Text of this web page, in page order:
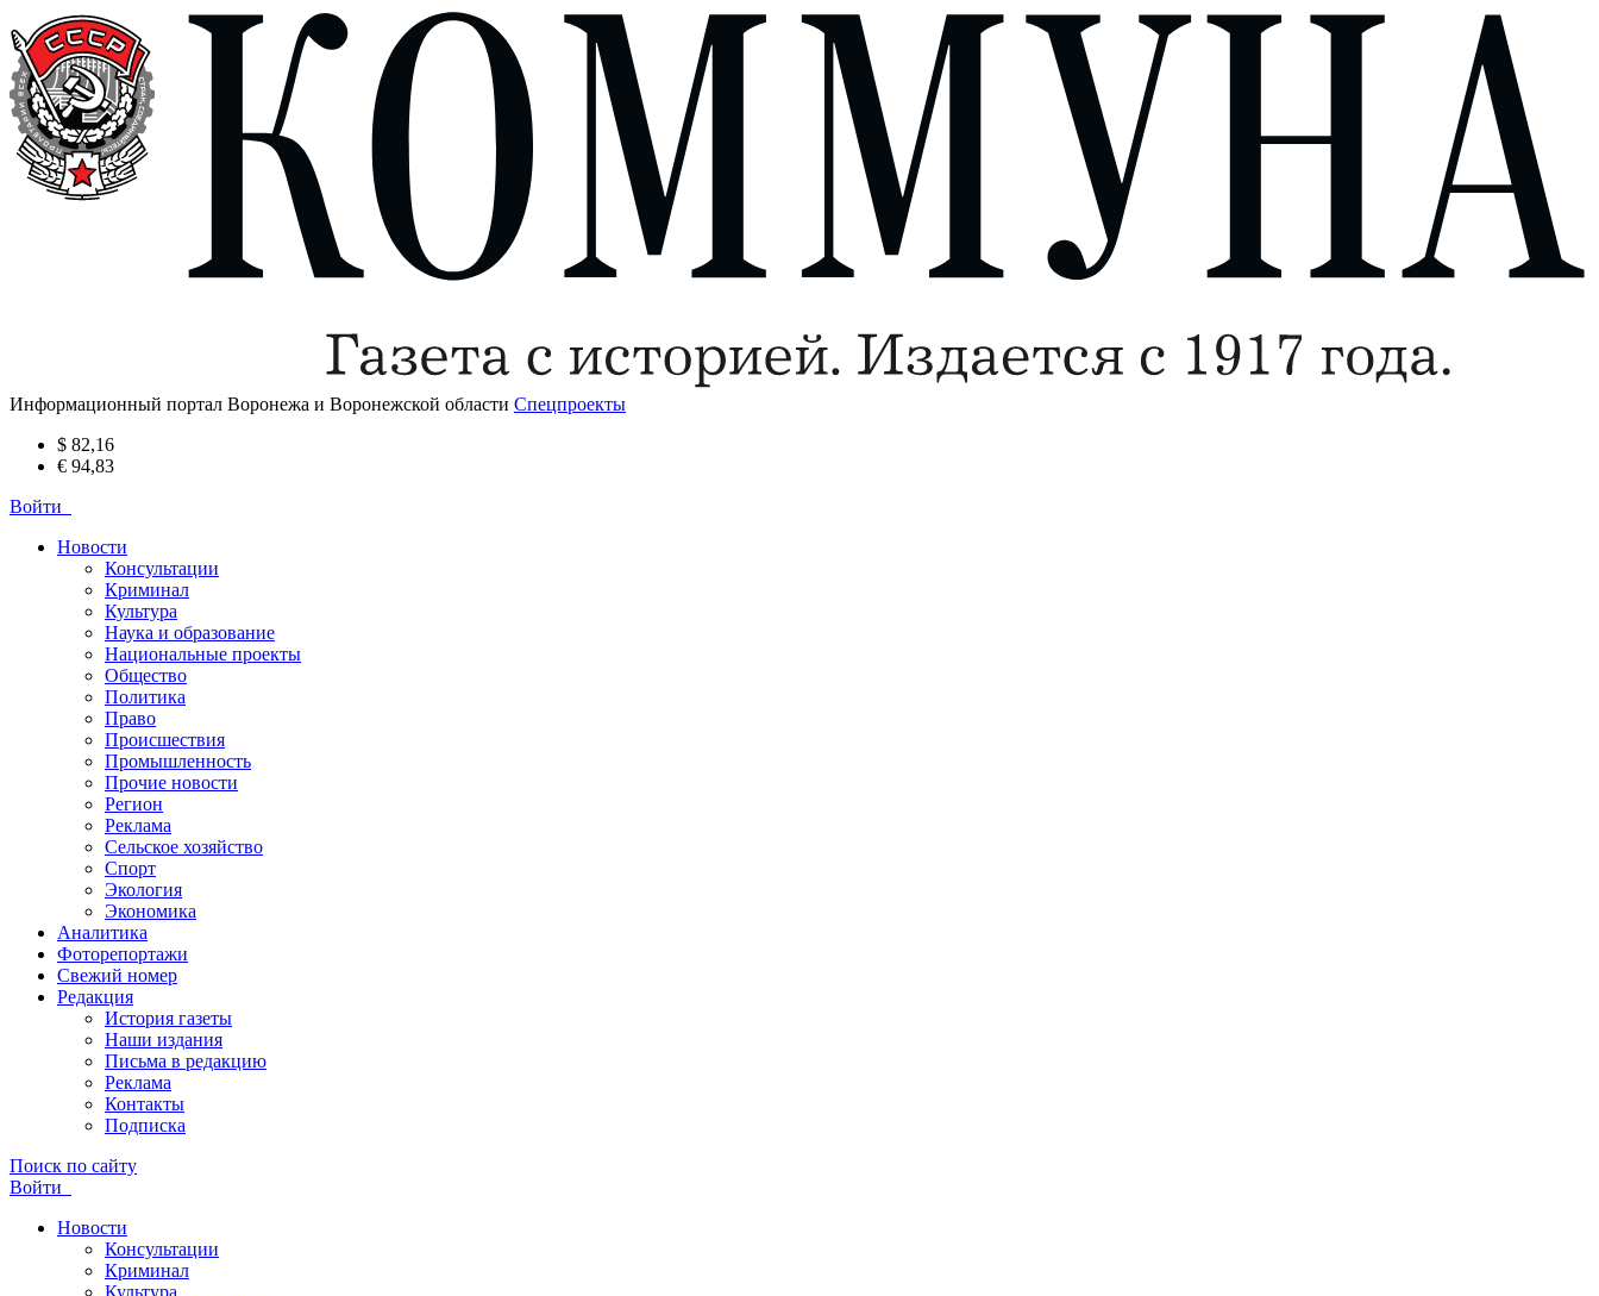
Информационный портал Воронежа и Воронежской области Спецпроекты
$ 82,16
€ 94,83
Войти
Новости
Консультации
Криминал
Культура
Наука и образование
Национальные проекты
Общество
Политика
Право
Происшествия
Промышленность
Прочие новости
Регион
Реклама
Сельское хозяйство
Спорт
Экология
Экономика
Аналитика
Фоторепортажи
Свежий номер
Редакция
История газеты
Наши издания
Письма в редакцию
Реклама
Контакты
Подписка
Поиск по сайту
Войти
Новости
Консультации
Криминал